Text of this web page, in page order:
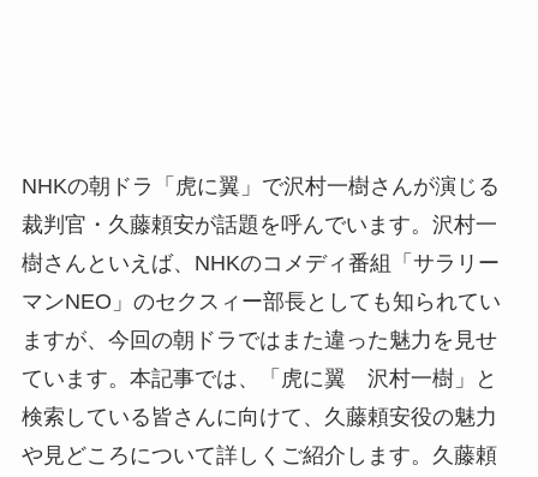
NHKの朝ドラ「虎に翼」で沢村一樹さんが演じる
裁判官・久藤頼安が話題を呼んでいます。沢村一
樹さんといえば、NHKのコメディ番組「サラリー
マンNEO」のセクスィー部長としても知られてい
ますが、今回の朝ドラではまた違った魅力を見せ
ています。本記事では、「虎に翼 沢村一樹」と
検索している皆さんに向けて、久藤頼安役の魅力
や見どころについて詳しくご紹介します。久藤頼